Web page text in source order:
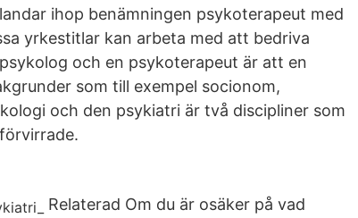
ihop benämningen psykoterapeut med
yrkestitlar kan arbeta med att bedriva
och en psykoterapeut är att en
som till exempel socionom,
och den psykiatri är två discipliner som
Relaterad Om du är osäker på vad